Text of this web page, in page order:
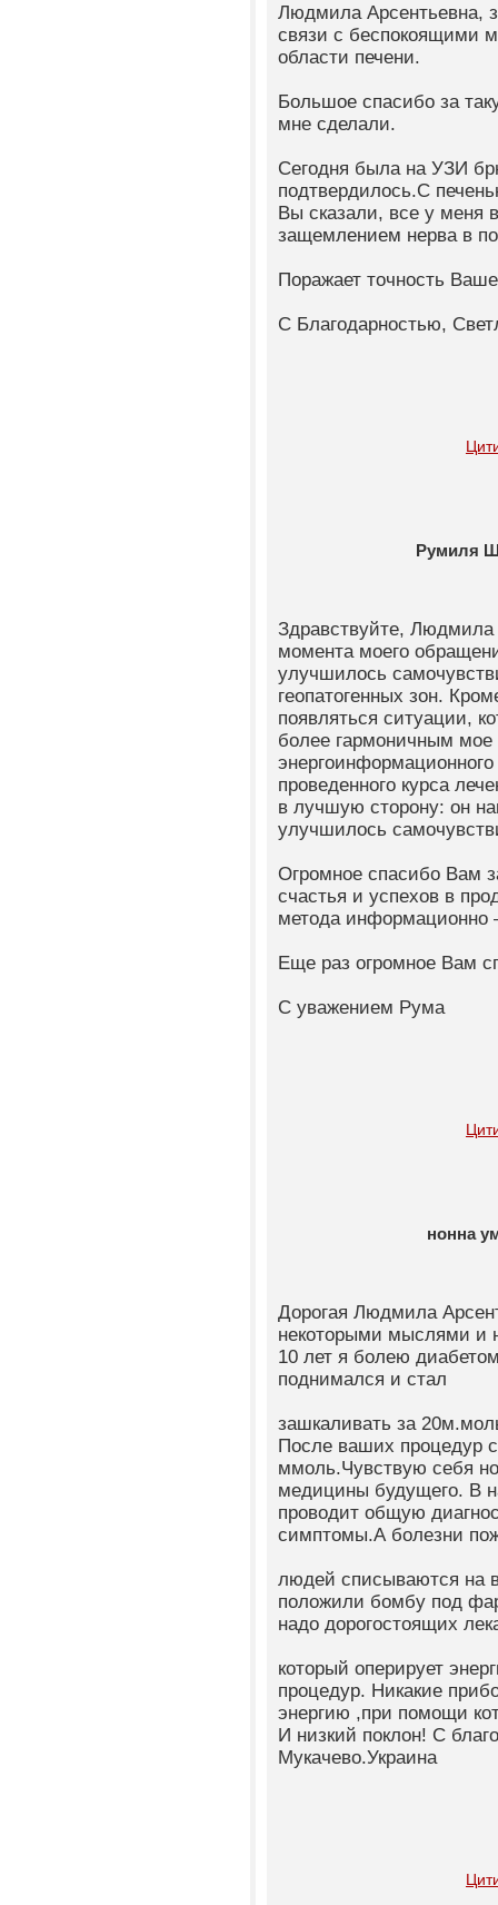
Людмила Арсентьевна,
связи с беспокоящими
области печени.
Большое спасибо за
мне сделали.
Сегодня была на УЗИ
подтвердилось.С
Вы сказали, все у меня
защемлением нерва в
Поражает точность
С Благодарностью,
Румиля
Здравствуйте,
момента моего
улучшилось
геопатогенных зон.
появляться ситуации,
более гармоничным мое
проведенного курса
в лучшую сторону: он
улучшилось
Огромное спасибо Вам
счастья и успехов в
метода информационно
Еще раз огромное Вам
С уважением Рума
нонна
Дорогая Людмила
некоторыми мыслями и
10 лет я болею
поднимался и стал
зашкаливать за
После ваших процедур
ммоль.Чувствую себя
медицины будущего. В
проводит общую
симптомы.А болезни
людей списываются на
положили бомбу под
надо дорогостоящих
который оперирует
процедур. Никакие
энергию ,при помощи
И низкий поклон! С
Мукачево.Украина